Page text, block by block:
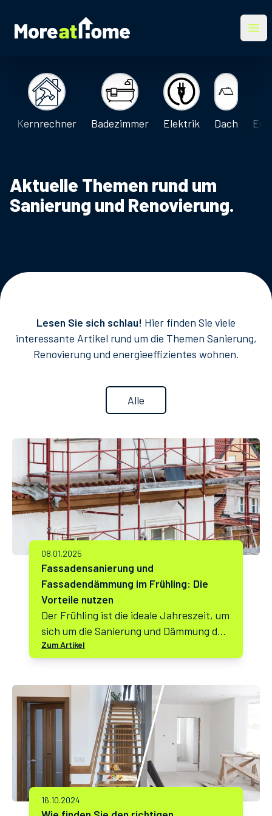
More at Home
Kernrechner Badezimmer Elektrik Dach
Aktuelle Themen rund um
Sanierung und Renovierung.
Lesen Sie sich schlau! Hier finden Sie viele
interessante Artikel rund um die Themen Sanierung,
Renovierung und energieeffizientes wohnen.
Alle
08.01.2025
Fassadensanierung und
Fassadendämmung im Frühling: Die
Vorteile nutzen
Der Frühling ist die ideale Jahreszeit, um
sich um die Sanierung und Dämmung der
Hausfassade zu kümmern. Mit
steigenden Temperaturen und stabileren
Renovierungsarbeiten effizient und
kostengünstig durchführen. Aber warum
genau lohnt sich eine Fassadensanierung
und -dämmung gerade jetzt? Wir zeigen
die Vorteile auf.
Zum Artikel
16.10.2024